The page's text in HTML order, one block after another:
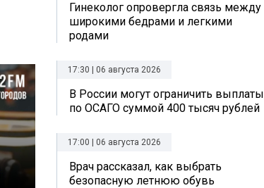
Гинеколог опровергла связь между
широкими бедрами и легкими
родами
17:30 | 06 августа 2026
В России могут ограничить выплаты
по ОСАГО суммой 400 тысяч рублей
17:00 | 06 августа 2026
Врач рассказал, как выбрать
безопасную летнюю обувь